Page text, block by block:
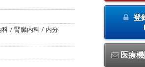
/ 腎臓内科 / 内分
登
医療